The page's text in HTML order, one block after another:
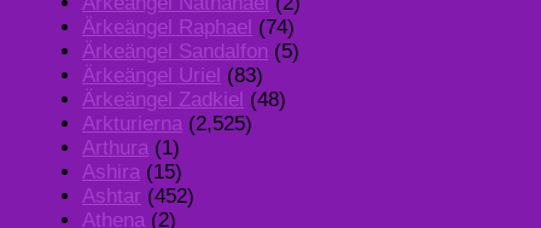
Ärkeängel Raphael (74)
Ärkeängel Sandalfon (5)
Ärkeängel Uriel (83)
Ärkeängel Zadkiel (48)
Arkturierna (2,525)
Arthura (1)
Ashira (15)
Ashtar (452)
Athena (2)